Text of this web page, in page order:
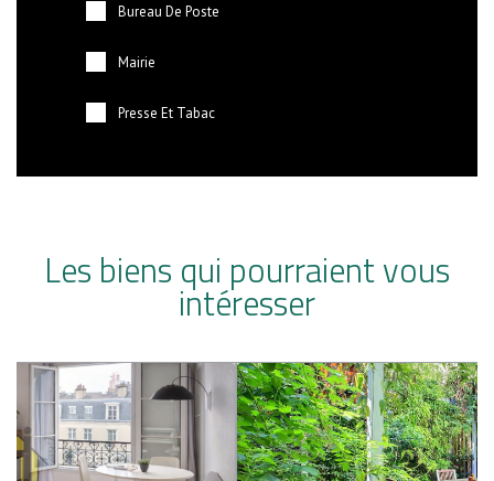
Bureau De Poste
Mairie
Presse Et Tabac
Les biens qui pourraient vous
intéresser